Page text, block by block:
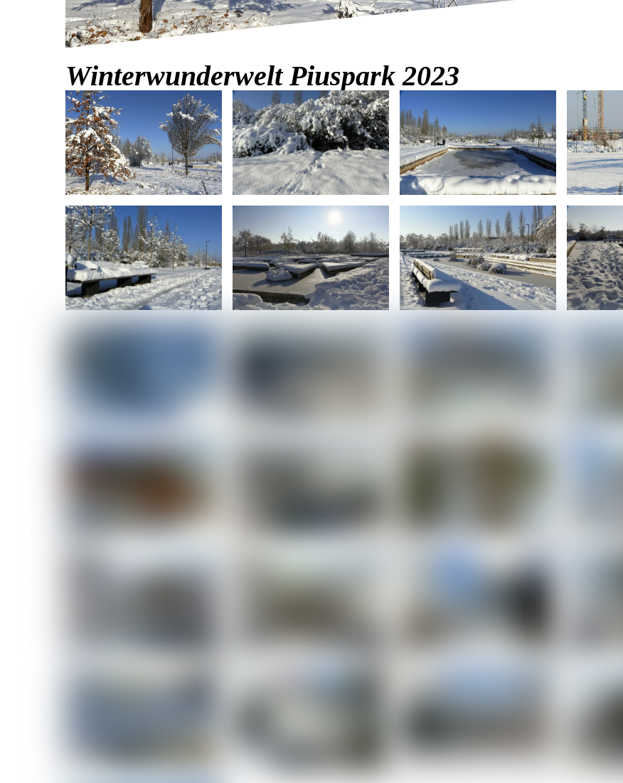
Winterwunderwelt Piuspark 2023